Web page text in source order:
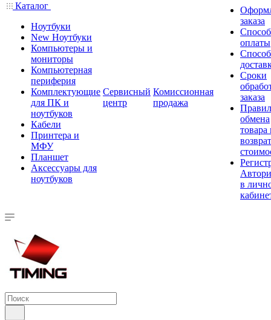
Каталог
Ноутбуки
New Ноутбуки
Компьютеры и
мониторы
Компьютерная
периферия
Комплектующие
для ПК и
ноутбуков
Кабели
Принтера и
МФУ
Планшет
Аксессуары для
ноутбуков
Сервисный
центр
Комиссионная
продажа
заказа
оплаты
Сроки
заказа
обмена
товара
в